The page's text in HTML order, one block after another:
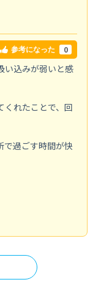
参考になった 0
い込みが弱いと感
くれたことで、回
で過ごす時間が快